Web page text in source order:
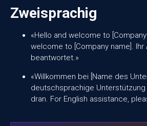
Zweisprachig
«Hello and welcome to
welcome to [Company name]. Ihr
beantwortet.»
«Willkommen bei [Name des
deutschsprachige
dran. For English assistance,